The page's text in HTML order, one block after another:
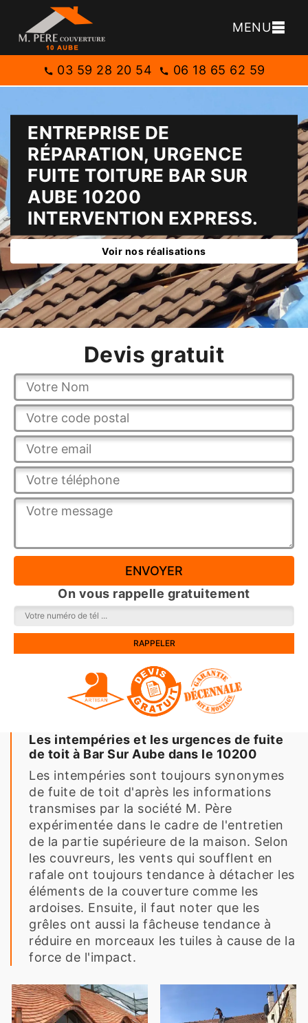
MENU
03 59 28 20 54 06 18 65 62 59
ENTREPRISE DE
RÉPARATION, URGENCE
FUITE TOITURE BAR SUR
AUBE 10200
INTERVENTION EXPRESS.
Voir nos réalisations
Devis gratuit
On vous rappelle gratuitement
Les intempéries et les urgences de fuite
de toit à Bar Sur Aube dans le 10200
Les intempéries sont toujours synonymes
de fuite de toit d'après les informations
transmises par la société M. Père
expérimentée dans le cadre de l'entretien
de la partie supérieure de la maison. Selon
les couvreurs, les vents qui soufflent en
rafale ont toujours tendance à détacher les
éléments de la couverture comme les
ardoises. Ensuite, il faut noter que les
grêles ont aussi la fâcheuse tendance à
réduire en morceaux les tuiles à cause de la
force de l'impact.